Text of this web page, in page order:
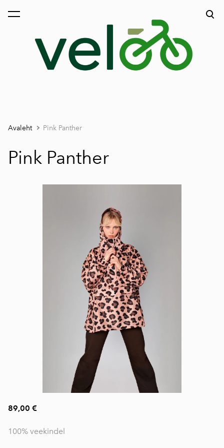
lisati ostukorvi.
Avaleht Pink Panther
Pink Panther
89,00 €
100% veekindel